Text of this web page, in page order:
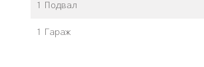
1 Подвал
1 Гараж